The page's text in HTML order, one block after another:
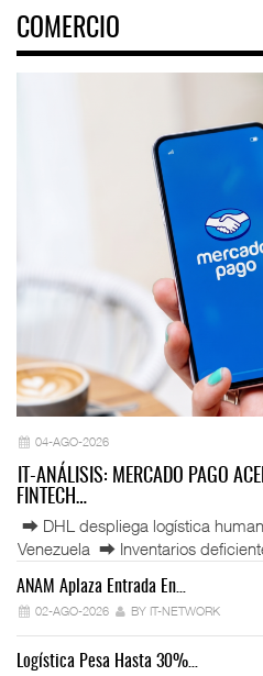
COMERCIO
04-AGO-2026
IT-ANÁLISIS: MERCADO PAGO
FINTECH…
⮕ DHL despliega logística
Venezuela ⮕ Inventarios
ANAM Aplaza Entrada En…
02-AGO-2026 BY IT-NETWORK
Logística Pesa Hasta 30%…